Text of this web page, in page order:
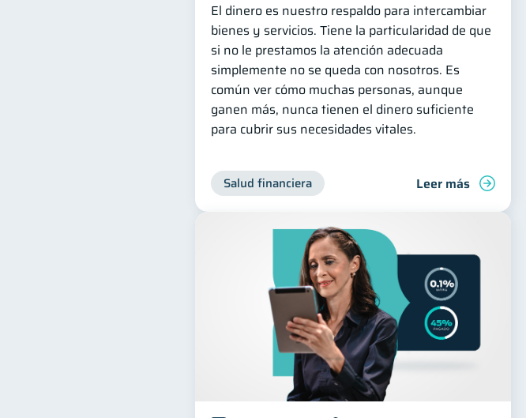
El dinero es nuestro respaldo para intercambiar
bienes y servicios. Tiene la particularidad de que
si no le prestamos la atención adecuada
simplemente no se queda con nosotros. Es
común ver cómo muchas personas, aunque
ganen más, nunca tienen el dinero suficiente
para cubrir sus necesidades vitales.
Salud financiera Leer más